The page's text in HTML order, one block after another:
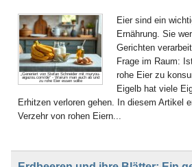
„Generiert von Stefan Schneider mit muryou-
aigazou.com/de“ - Warum man auch ab und
zu rohe Eier essen sollte
Eier sind ein
Ernährung. Sie
Gerichten
Frage im Raum:
rohe Eier zu
Eigelb hat viele
Erhitzen verloren gehen. In diesem Artikel
Verzehr von rohen Eiern...